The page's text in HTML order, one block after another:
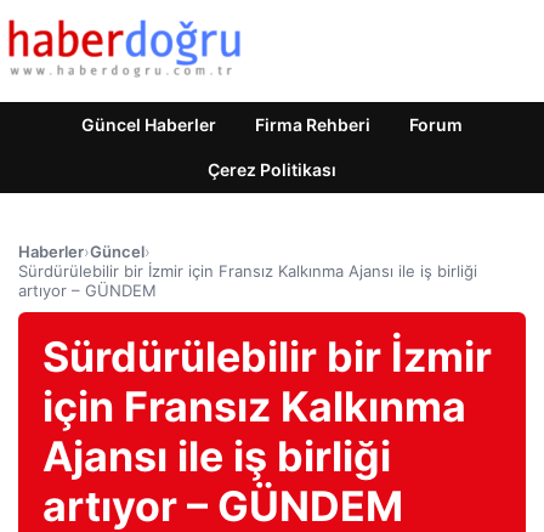
Güncel Haberler Firma Rehberi Forum
Çerez Politikası
Haberler›Güncel›
Sürdürülebilir bir İzmir için Fransız Kalkınma Ajansı ile iş birliği
artıyor – GÜNDEM
Sürdürülebilir bir İzmir
için Fransız Kalkınma
Ajansı ile iş birliği
artıyor – GÜNDEM